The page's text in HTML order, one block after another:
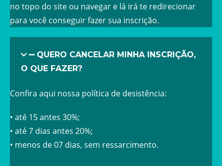
no topo do site ou navegar e lá irá te redirecionar
para você conseguir fazer sua inscrição.
QUERO CANCELAR MINHA INSCRIÇÃO,
O QUE FAZER?
Confira aqui nossa política de desistência:
• ⁠até 15 antes 30%;
•⁠ ⁠até 7 dias antes 20%;
•⁠ ⁠menos de 07 dias, sem ressarcimento.